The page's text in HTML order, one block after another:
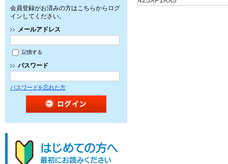
会員登録がお済みの方はこちらからログ
インしてください。
メールアドレス
記憶する
パスワード
パスワードを忘れた方